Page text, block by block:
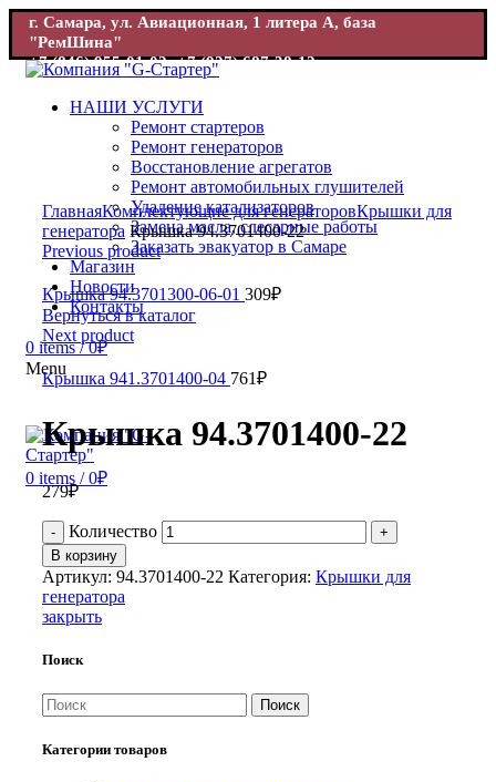
г. Самара, ул. Авиационная, 1 литера А, база
"РемШина"
+7 (846) 955-01-02; +7 (927) 687-38-12
г. Самара, ул. Авиационная, 1 база "РемШина"
01-02; +7 (927) 687-38-12
НАШИ УСЛУГИ
Ремонт стартеров
Ремонт генераторов
Восстановление агрегатов
Ремонт автомобильных глушителей
Удаление катализаторов
Замена масла, слесарные работы
Заказать эвакуатор в Самаре
Магазин
Новости
Контакты
0 items / 0₽
Menu
0 items / 0₽
Увеличить
ГлавнаяКомплектующие для генераторовКрышки для
генератора Крышка 94.3701400-22
Previous product
Крышка 94.3701300-06-01 309₽
Вернуться в каталог
Next product
Крышка 941.3701400-04 761₽
Крышка 94.3701400-22
279₽
Количество
В корзину
Артикул: 94.3701400-22 Категория: Крышки для
генератора
закрыть
Поиск
Поиск
Категории товаров